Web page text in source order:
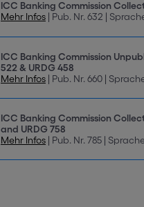
ICC Banking Commission
Mehr Infos | Pub. Nr. 632 |
ICC Banking Commission
522 & URDG 458
Mehr Infos | Pub. Nr. 660 |
ICC Banking Commission
and URDG 758
Mehr Infos | Pub. Nr. 785 |